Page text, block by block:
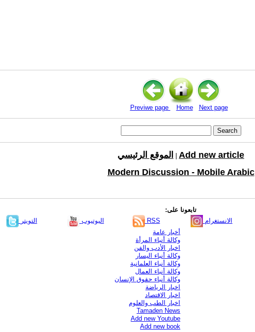
Previwe page Home Next page
الموقع الرئيسي
Add new article
Modern Discussion - Mobile Arabic
تابعونا على:
التويتر اليوتيوب RSS الانستغرام
أخبار عامة
وكالة أنباء المرأة
اخبار الأدب والفن
وكالة أنباء اليسار
وكالة أنباء العلمانية
وكالة أنباء العمال
وكالة أنباء حقوق الإنسان
اخبار الرياضة
اخبار الاقتصاد
اخبار الطب والعلوم
Tamaden News
Add new Youtube
Add new book